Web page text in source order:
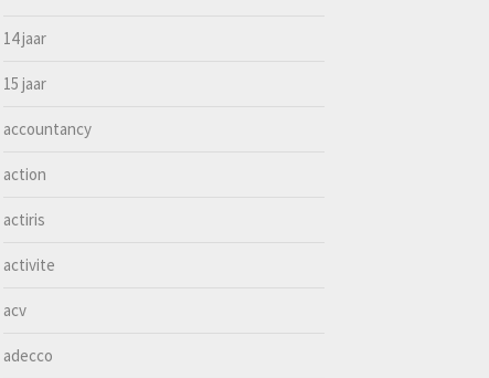
14 jaar
15 jaar
accountancy
action
actiris
activite
acv
adecco